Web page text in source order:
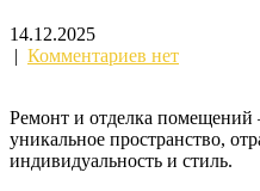
14.12.2025
| Комментариев нет
Ремонт и отделка помещений
уникальное пространство,
индивидуальность и стиль.